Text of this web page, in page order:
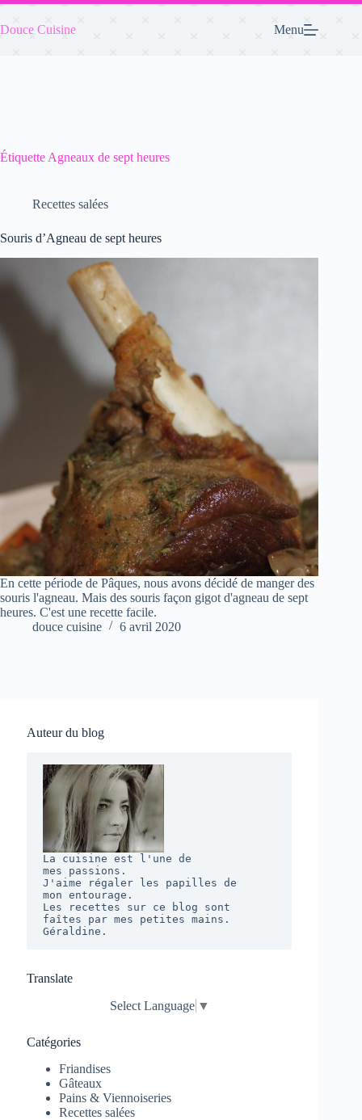
Passer
contenu
Douce Cuisine Menu
Étiquette Agneaux de sept heures
Recettes salées
Souris d’Agneau de sept heures
En cette période de Pâques, nous avons décidé de manger des
souris l'agneau. Mais des souris façon gigot d'agneau de sept
heures. C'est une recette facile.
douce cuisine
6 avril 2020
Auteur du blog
La cuisine est l'une de
mes passions.
J'aime régaler les papilles de
mon entourage.
Les recettes sur ce blog sont
faîtes par mes petites mains.
Géraldine.
Translate
Select Language ▼
Catégories
Friandises
Gâteaux
Pains & Viennoiseries
Recettes salées